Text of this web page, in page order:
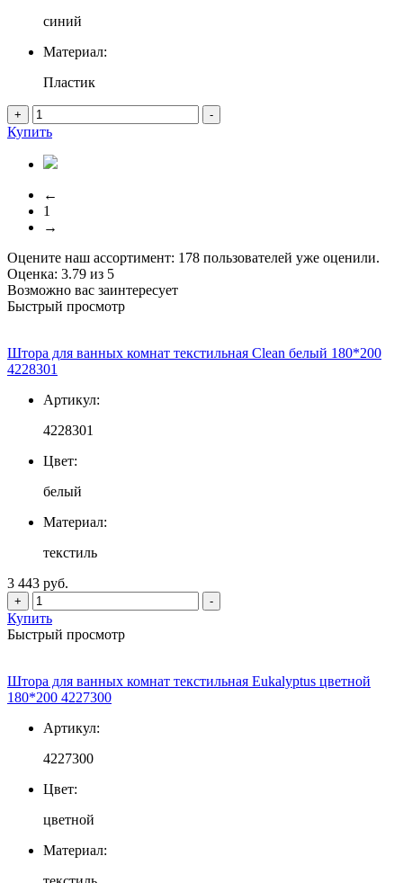
синий
Материал:
Пластик
+ -
Купить
←
1
→
Оцените наш ассортимент: 178 пользователей уже оценили.
Оценка: 3.79 из 5
Возможно вас заинтересует
Быстрый просмотр
Штора для ванных комнат текстильная Clean белый 180*200
4228301
Артикул:
4228301
Цвет:
белый
Материал:
текстиль
3 443 руб.
+ -
Купить
Быстрый просмотр
Штора для ванных комнат текстильная Eukalyptus цветной
180*200 4227300
Артикул:
4227300
Цвет:
цветной
Материал: